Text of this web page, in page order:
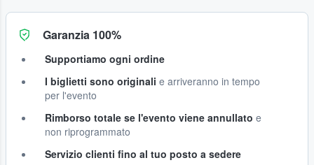
Garanzia 100%
Supportiamo ogni ordine
I biglietti sono originali e arriveranno in tempo
per l'evento
Rimborso totale se l'evento viene annullato e
non riprogrammato
Servizio clienti fino al tuo posto a sedere